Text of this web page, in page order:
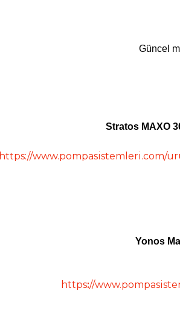
Güncel
Stratos MAXO
https://www.pompasistemleri.com/
Yonos
https://